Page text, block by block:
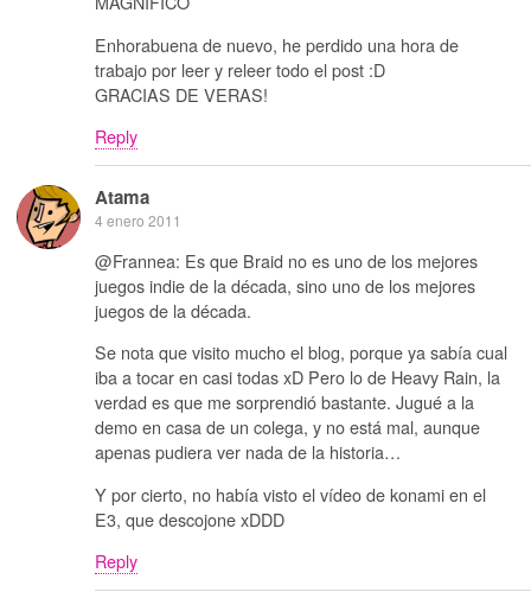
Enhorabuena de nuevo, he perdido una hora de
trabajo por leer y releer todo el post :D
GRACIAS DE VERAS!
Reply
Atama
4 enero 2011
@Frannea: Es que Braid no es uno de los mejores
juegos indie de la década, sino uno de los mejores
juegos de la década.
Se nota que visito mucho el blog, porque ya sabía cual
iba a tocar en casi todas xD Pero lo de Heavy Rain, la
verdad es que me sorprendió bastante. Jugué a la
demo en casa de un colega, y no está mal, aunque
apenas pudiera ver nada de la historia…
Y por cierto, no había visto el vídeo de konami en el
E3, que descojone xDDD
Reply